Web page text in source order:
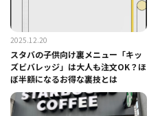
2025.12.20
スタバの子供向け裏メニュー「キッ
ズビバレッジ」は大人も注文OK？ほ
ぼ半額になるお得な裏技とは